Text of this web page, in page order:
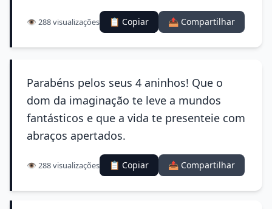
👁️ 288 visualizações 📋 Copiar 📤 Compartilhar
Parabéns pelos seus 4 aninhos! Que o
dom da imaginação te leve a mundos
fantásticos e que a vida te presenteie com
abraços apertados.
👁️ 288 visualizações 📋 Copiar 📤 Compartilhar